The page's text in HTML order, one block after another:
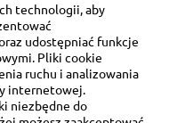
technologii, aby
udostępniać funkcje
Pliki cookie
ruchu i analizowania
internetowej.
niezbędne do